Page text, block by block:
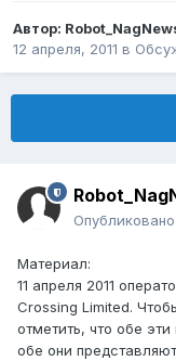
Автор:
12 апреля, 2011 в
Опубликовано
Материал:
11 апреля 2011
Crossing Limited.
отметить, что обе
обе они